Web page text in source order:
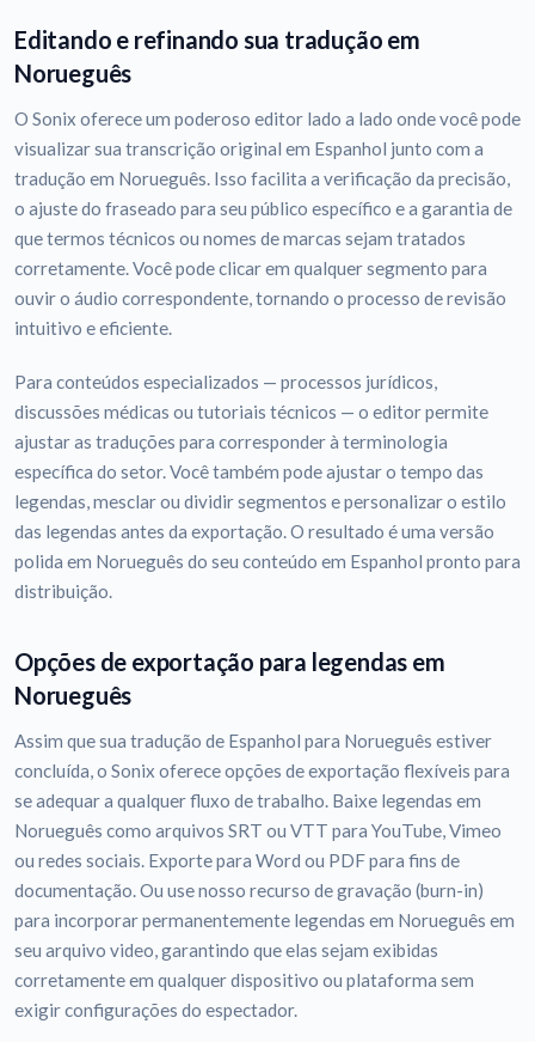
Editando e refinando sua tradução em
Norueguês
O Sonix oferece um poderoso editor lado a lado onde você pode
visualizar sua transcrição original em Espanhol junto com a
tradução em Norueguês. Isso facilita a verificação da precisão,
o ajuste do fraseado para seu público específico e a garantia de
que termos técnicos ou nomes de marcas sejam tratados
corretamente. Você pode clicar em qualquer segmento para
ouvir o áudio correspondente, tornando o processo de revisão
intuitivo e eficiente.
Para conteúdos especializados — processos jurídicos,
discussões médicas ou tutoriais técnicos — o editor permite
ajustar as traduções para corresponder à terminologia
específica do setor. Você também pode ajustar o tempo das
legendas, mesclar ou dividir segmentos e personalizar o estilo
das legendas antes da exportação. O resultado é uma versão
polida em Norueguês do seu conteúdo em Espanhol pronto para
distribuição.
Opções de exportação para legendas em
Norueguês
Assim que sua tradução de Espanhol para Norueguês estiver
concluída, o Sonix oferece opções de exportação flexíveis para
se adequar a qualquer fluxo de trabalho. Baixe legendas em
Norueguês como arquivos SRT ou VTT para YouTube, Vimeo
ou redes sociais. Exporte para Word ou PDF para fins de
documentação. Ou use nosso recurso de gravação (burn-in)
para incorporar permanentemente legendas em Norueguês em
seu arquivo video, garantindo que elas sejam exibidas
corretamente em qualquer dispositivo ou plataforma sem
exigir configurações do espectador.